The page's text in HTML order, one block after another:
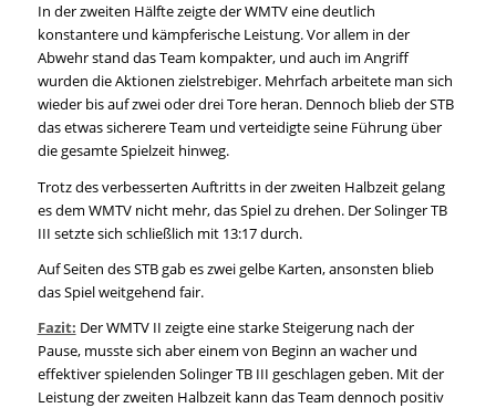
In der zweiten Hälfte zeigte der WMTV eine deutlich
konstantere und kämpferische Leistung. Vor allem in der
Abwehr stand das Team kompakter, und auch im Angriff
wurden die Aktionen zielstrebiger. Mehrfach arbeitete man sich
wieder bis auf zwei oder drei Tore heran. Dennoch blieb der STB
das etwas sicherere Team und verteidigte seine Führung über
die gesamte Spielzeit hinweg.
Trotz des verbesserten Auftritts in der zweiten Halbzeit gelang
es dem WMTV nicht mehr, das Spiel zu drehen. Der Solinger TB
III setzte sich schließlich mit 13:17 durch.
Auf Seiten des STB gab es zwei gelbe Karten, ansonsten blieb
das Spiel weitgehend fair.
Fazit: Der WMTV II zeigte eine starke Steigerung nach der
Pause, musste sich aber einem von Beginn an wacher und
effektiver spielenden Solinger TB III geschlagen geben. Mit der
Leistung der zweiten Halbzeit kann das Team dennoch positiv